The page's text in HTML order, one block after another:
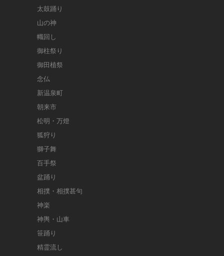
太鼓踊り
山の神
幟回し
御柱祭り
御田植祭
念仏
新温泉町
朝来市
松明・万燈
狐狩り
獅子舞
百手祭
盆踊り
相撲・相撲甚句
神楽
神輿・山車
笹踊り
精霊流し